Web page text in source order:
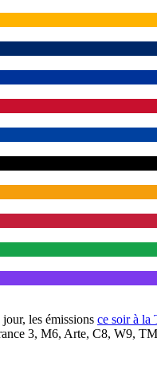
les émissions ce soir à la
3, M6, Arte, C8, W9,